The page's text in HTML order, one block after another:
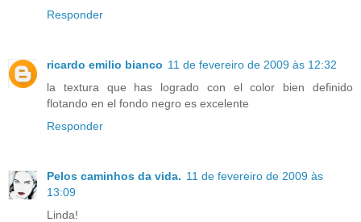
Responder
ricardo emilio bianco 11 de fevereiro de 2009 às 12:32
la textura que has logrado con el color bien definido
flotando en el fondo negro es excelente
Responder
Pelos caminhos da vida. 11 de fevereiro de 2009 às
13:09
Linda!